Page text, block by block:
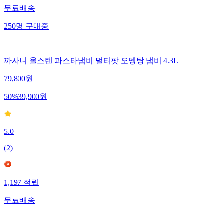
무료배송
250명구매중
까사니 올스텐 파스타냄비 멀티팟 오뎅탕 냄비 4.3L
79,800원
50%39,900원
5.0
(2)
1,197적립
무료배송